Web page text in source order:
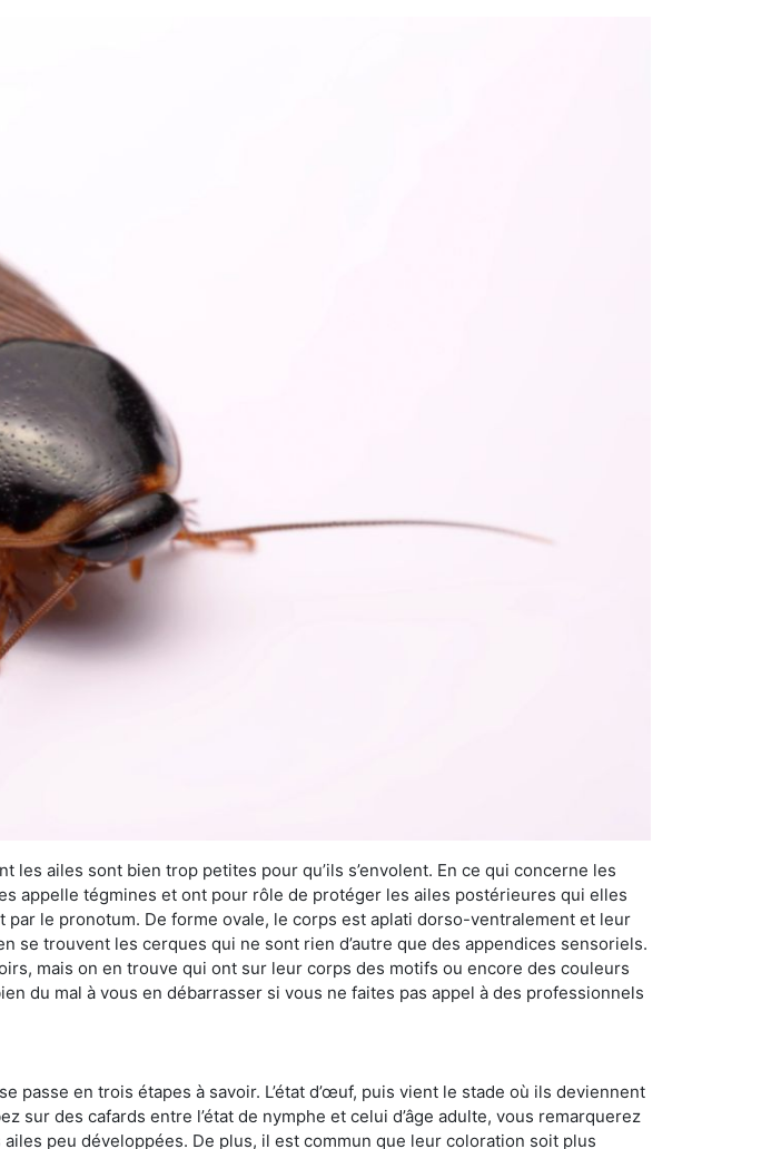
ailes sont bien trop petites pour qu’ils s’envolent. En ce qui concerne les
appelle tégmines et ont pour rôle de protéger les ailes postérieures qui elles
le pronotum. De forme ovale, le corps est aplati dorso-ventralement et leur
se trouvent les cerques qui ne sont rien d’autre que des appendices sensoriels.
mais on en trouve qui ont sur leur corps des motifs ou encore des couleurs
du mal à vous en débarrasser si vous ne faites pas appel à des professionnels
en trois étapes à savoir. L’état d’œuf, puis vient le stade où ils deviennent
sur des cafards entre l’état de nymphe et celui d’âge adulte, vous remarquerez
peu développées. De plus, il est commun que leur coloration soit plus